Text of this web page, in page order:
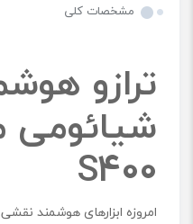
مشخصات کلی
ترازو
شیائومی
S400
امروزه ابزارهای هوشمند